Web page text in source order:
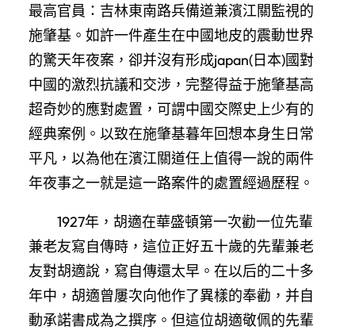
最高官員：吉林東南路兵備道兼濱江關監視的
施肇基。如許一件產生在中國地皮的震動世界
的驚天年夜案，卻并沒有形成japan(日本)國對
中國的激烈抗議和交涉，完整得益于施肇基高
超奇妙的應對處置，可謂中國交際史上少有的
經典案例。以致在施肇基暮年回想本身生日常
平凡，以為他在濱江關道任上值得一說的兩件
年夜事之一就是這一路案件的處置經過歷程。
1927年，胡適在華盛頓第一次勸一位先輩
兼老友寫自傳時，這位正好五十歲的先輩兼老
友對胡適說，寫自傳還太早。在以后的二十多
年中，胡適曾屢次向他作了異樣的奉勸，并自
動承諾書成為之撰序。但這位胡適敬佩的先輩